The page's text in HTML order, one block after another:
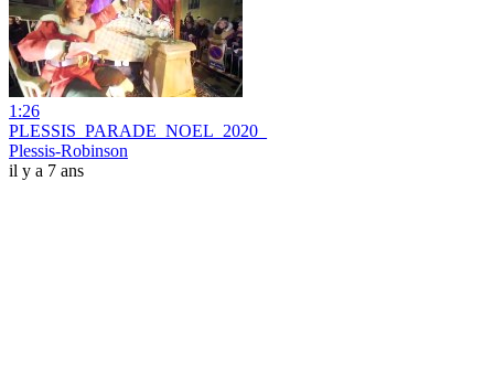
1:26
PLESSIS_PARADE_NOEL_2020_
Plessis-Robinson
il y a 7 ans